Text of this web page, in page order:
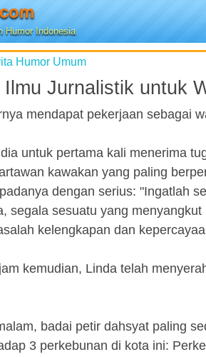
Humor Indonesia
Humor Umum
Ilmu Jurnalistik untuk
mendapat pekerjaan sebagai
untuk pertama kali menerima
kawakan yang paling
dengan serius: "Ingatlah
segala sesuatu yang
kelengkapan dan
kemudian, Linda telah
badai petir dahsyat paling
3 perkebunan di kota ini: